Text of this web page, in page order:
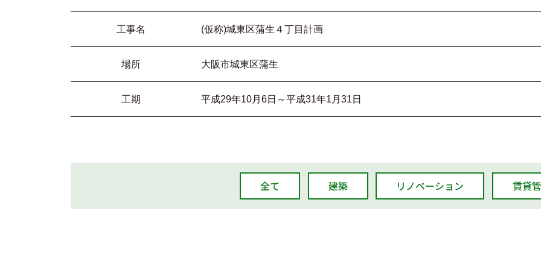
工事名 (仮称)城東区蒲生４丁目計画
場所 大阪市城東区蒲生
工期 平成29年10月6日～平成31年1月31日
全て 建築 リノベーション 賃貸